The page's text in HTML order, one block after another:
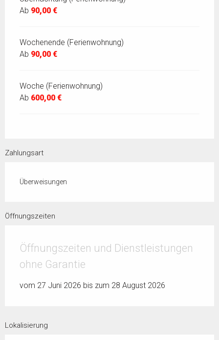
Ab 90,00 €
Wochenende (Ferienwohnung)
Ab 90,00 €
Woche (Ferienwohnung)
Ab 600,00 €
Zahlungsart
Überweisungen
Öffnungszeiten
Öffnungszeiten und Dienstleistungen
ohne Garantie
vom 27 Juni 2026 bis zum 28 August 2026
Lokalisierung